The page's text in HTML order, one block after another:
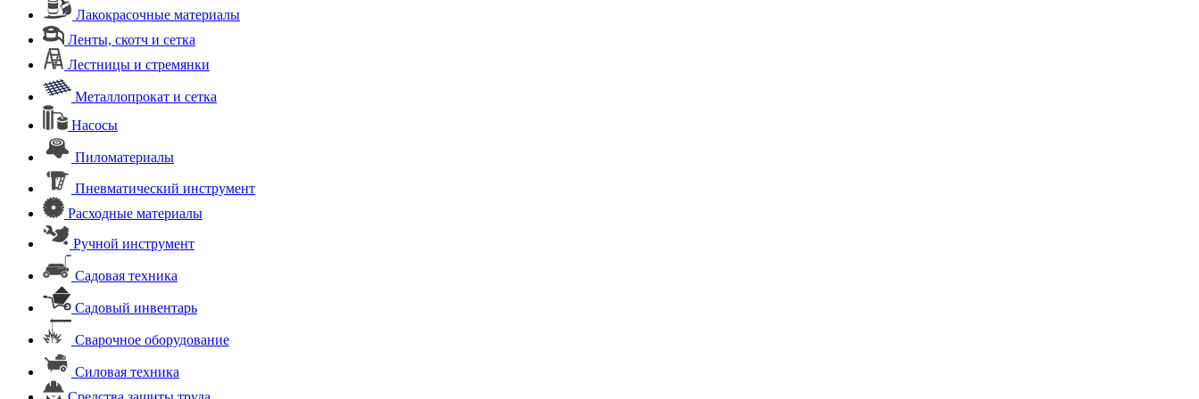
Лакокрасочные материалы
Ленты, скотч и сетка
Лестницы и стремянки
Металлопрокат и сетка
Насосы
Пиломатериалы
Пневматический инструмент
Расходные материалы
Ручной инструмент
Садовая техника
Садовый инвентарь
Сварочное оборудование
Силовая техника